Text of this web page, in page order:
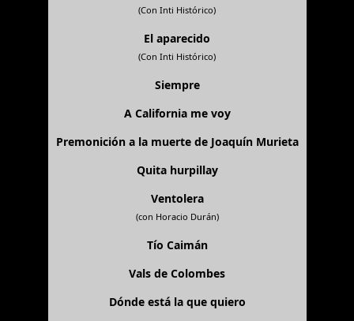
(Con Inti Histórico)
El aparecido
(Con Inti Histórico)
Siempre
A California me voy
Premonición a la muerte de Joaquín Murieta
Quita hurpillay
Ventolera
(con Horacio Durán)
Tío Caimán
Vals de Colombes
Dónde está la que quiero